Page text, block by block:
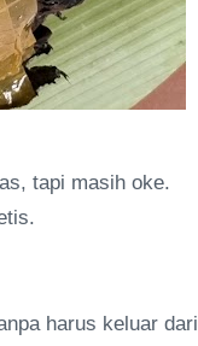
tapi masih oke.
harus keluar dari